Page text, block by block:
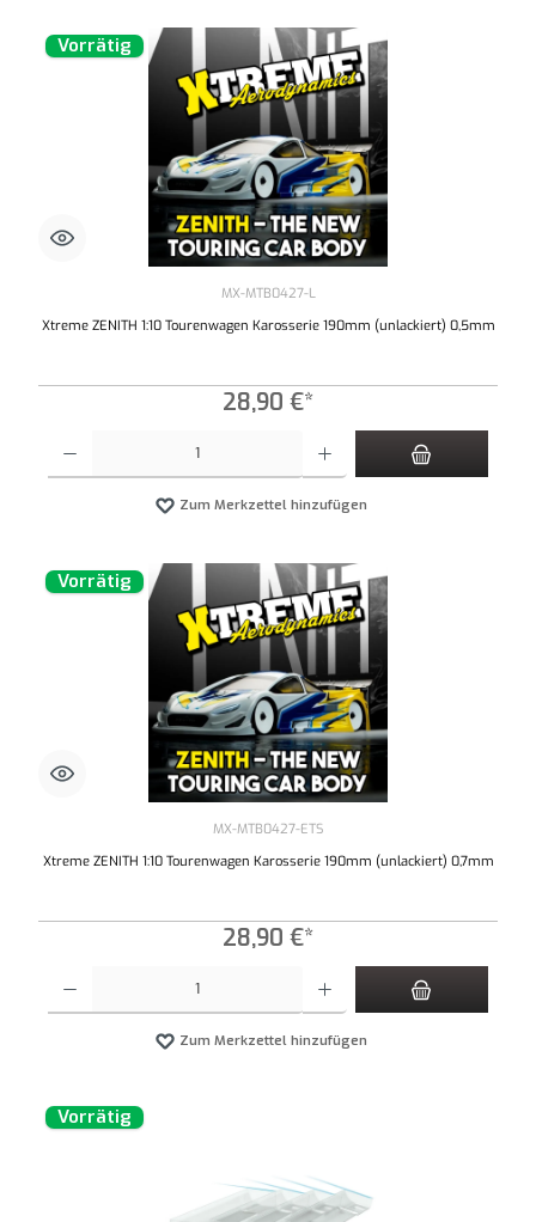
Vorrätig
MX-MTB0427-L
Xtreme ZENITH 1:10 Tourenwagen Karosserie 190mm (unlackiert) 0,5mm
28,90 €*
Zum Merkzettel hinzufügen
Vorrätig
MX-MTB0427-ETS
Xtreme ZENITH 1:10 Tourenwagen Karosserie 190mm (unlackiert) 0,7mm
28,90 €*
Zum Merkzettel hinzufügen
Vorrätig